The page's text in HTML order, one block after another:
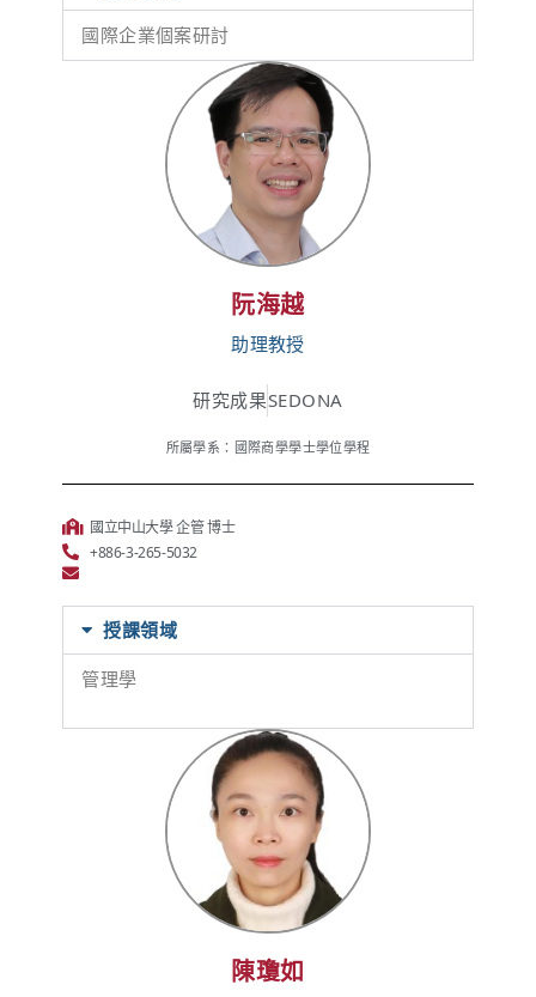
國際企業個案研討
阮海越
助理教授
研究成果SEDONA
所屬學系：國際商學學士學位學程
國立中山大學 企管 博士
+886-3-265-5032
授課領域
管理學
陳瓊如